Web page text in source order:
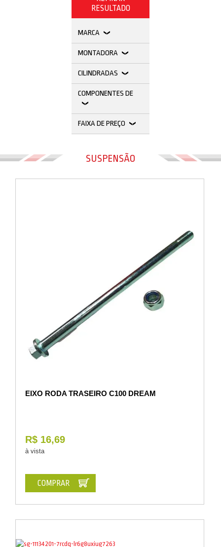
RESULTADO
MARCA
MONTADORA
CILINDRADAS
COMPONENTES DE
FAIXA DE PREÇO
SUSPENSÃO
EIXO RODA TRASEIRO C100 DREAM
R$ 16,69
à vista
COMPRAR